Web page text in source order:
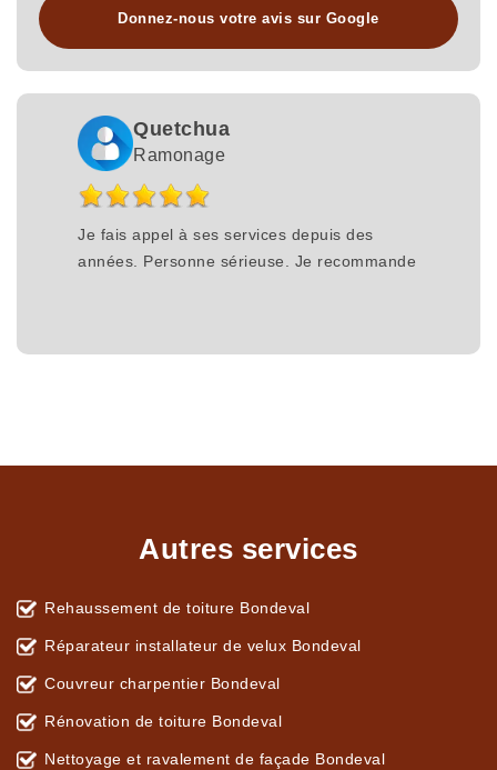
Donnez-nous votre avis sur Google
Quetchua
Ramonage
Je fais appel à ses services depuis des
années. Personne sérieuse. Je recommande
Autres services
Rehaussement de toiture Bondeval
Réparateur installateur de velux Bondeval
Couvreur charpentier Bondeval
Rénovation de toiture Bondeval
Nettoyage et ravalement de façade Bondeval